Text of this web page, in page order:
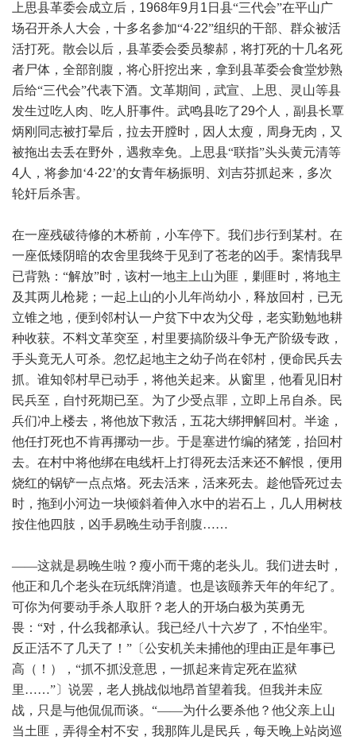
上思县革委会成立后， 1968年9月 1 日县“三代会”在平山广
场召开杀人大会，十多名参加“4·22”组织的干部、群众被活
活打死。散会以后，县革委会委员黎郝，将打死的十几名死
者尸体，全部剖腹，将心肝挖出来，拿到县革委会食堂炒熟
后给“三代会”代表下酒。文革期间，武宣、上思、灵山等县
发生过吃人肉、吃人肝事件。武鸣县吃了29个人，副县长覃
炳刚同志被打晕后，拉去开膛时，因人太瘦，周身无肉，又
被拖出去丢在野外，遇救幸免。上思县“联指”头头黄元清等
4 人，将参加‘4·22’的女青年杨振明、刘吉芬抓起来，多次
轮奸后杀害。
在一座残破待修的木桥前，小车停下。我们步行到某村。在
一座低矮阴暗的农舍里我终于见到了苍老的凶手。案情我早
已背熟：“解放”时，该村一地主上山为匪，剿匪时，将地主
及其两儿枪毙；一起上山的小儿年尚幼小，释放回村，已无
立锥之地，便到邻村认一户贫下中农为父母，老实勤勉地耕
种收获。不料文革突至，村里要搞阶级斗争无产阶级专政，
手头竟无人可杀。忽忆起地主之幼子尚在邻村，便命民兵去
抓。谁知邻村早已动手，将他关起来。从窗里，他看见旧村
民兵至，自忖死期已至。为了少受点罪，立即上吊自杀。民
兵们冲上楼去，将他放下救活，五花大绑押解回村。半途，
他任打死也不肯再挪动一步。于是塞进竹编的猪笼，抬回村
去。在村中将他绑在电线杆上打得死去活来还不解恨，便用
烧红的锅铲一点点烙。死去活来，活来死去。趁他昏死过去
时，拖到小河边一块倾斜着伸入水中的岩石上，几人用树枝
按住他四肢，凶手易晚生动手剖腹……
——这就是易晚生啦？瘦小而干瘪的老头儿。我们进去时，
他正和几个老头在玩纸牌消遣。也是该颐养天年的年纪了。
可你为何要动手杀人取肝？老人的开场白极为英勇无
畏：“对，什么我都承认。我已经八十六岁了，不怕坐牢。
反正活不了几天了！”〔公安机关未捕他的理由正是年事已
高（！），“抓不抓没意思，一抓起来肯定死在监狱
里……”〕说罢，老人挑战似地昂首望着我。但我并未应
战，只是与他侃侃而谈。“——为什么要杀他？他父亲上山
当土匪，弄得全村不安，我那阵儿是民兵，每天晚上站岗巡